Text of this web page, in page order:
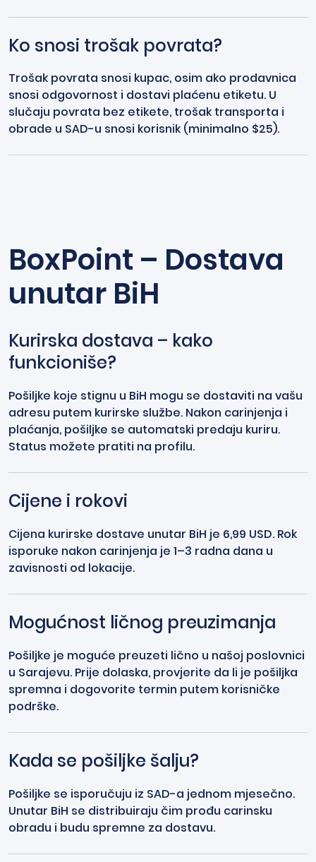
Ko snosi trošak povrata?
Trošak povrata snosi kupac, osim ako prodavnica
snosi odgovornost i dostavi plaćenu etiketu. U
slučaju povrata bez etikete, trošak transporta i
obrade u SAD-u snosi korisnik (minimalno $25).
BoxPoint – Dostava
unutar BiH
Kurirska dostava – kako
funkcioniše?
Pošiljke koje stignu u BiH mogu se dostaviti na vašu
adresu putem kurirske službe. Nakon carinjenja i
plaćanja, pošiljke se automatski predaju kuriru.
Status možete pratiti na profilu.
Cijene i rokovi
Cijena kurirske dostave unutar BiH je 6,99 USD. Rok
isporuke nakon carinjenja je 1–3 radna dana u
zavisnosti od lokacije.
Mogućnost ličnog preuzimanja
Pošiljke je moguće preuzeti lično u našoj poslovnici
u Sarajevu. Prije dolaska, provjerite da li je pošiljka
spremna i dogovorite termin putem korisničke
podrške.
Kada se pošiljke šalju?
Pošiljke se isporučuju iz SAD-a jednom mjesečno.
Unutar BiH se distribuiraju čim prođu carinsku
obradu i budu spremne za dostavu.